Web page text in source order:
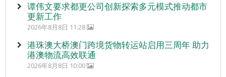
谭伟文要求都更公司创新探索多元模式推动都市
更新工作
2026年8月8日 11:28
港珠澳大桥澳门跨境货物转运站启用三周年 助力
港澳物流高效联通
2026年8月8日 10:00